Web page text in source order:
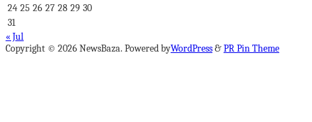
24 25 26 27 28 29 30
31
« Jul
Copyright © 2026 NewsBaza. Powered byWordPress&PR Pin Theme